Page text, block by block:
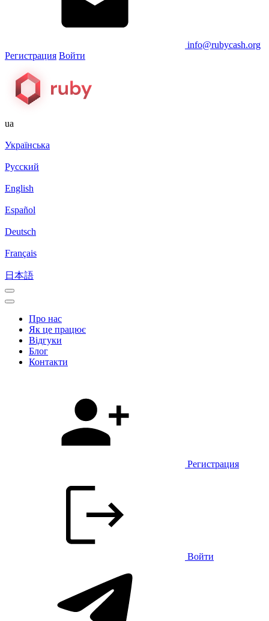
info@rubycash.org
Регистрация Войти
ua
Українська
Русский
English
Español
Deutsch
Français
日本語
Про нас
Як це працює
Відгуки
Блог
Контакти
Регистрация
Войти